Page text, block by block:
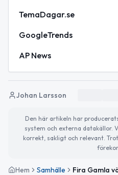
TemaDagar.se
GoogleTrends
AP News
Johan Larsson
Den här artikeln har
system och externa datakällor.
korrekt, sakligt och relevant.
Hem Samhälle